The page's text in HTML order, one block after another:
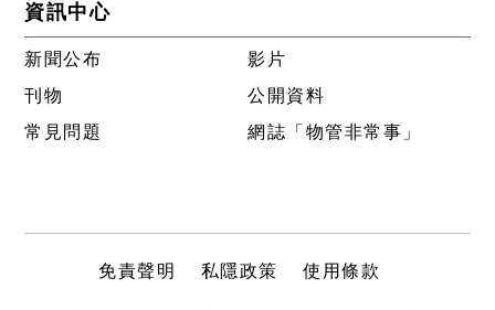
資訊中心
新聞公布
影片
刊物
公開資料
常見問題
網誌「物管非常事」
免責聲明 私隱政策 使用條款